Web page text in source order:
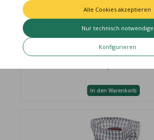
In den Warenkorb
Nur technisch notwendige
Konfigurieren
Alle Cookies akzeptieren